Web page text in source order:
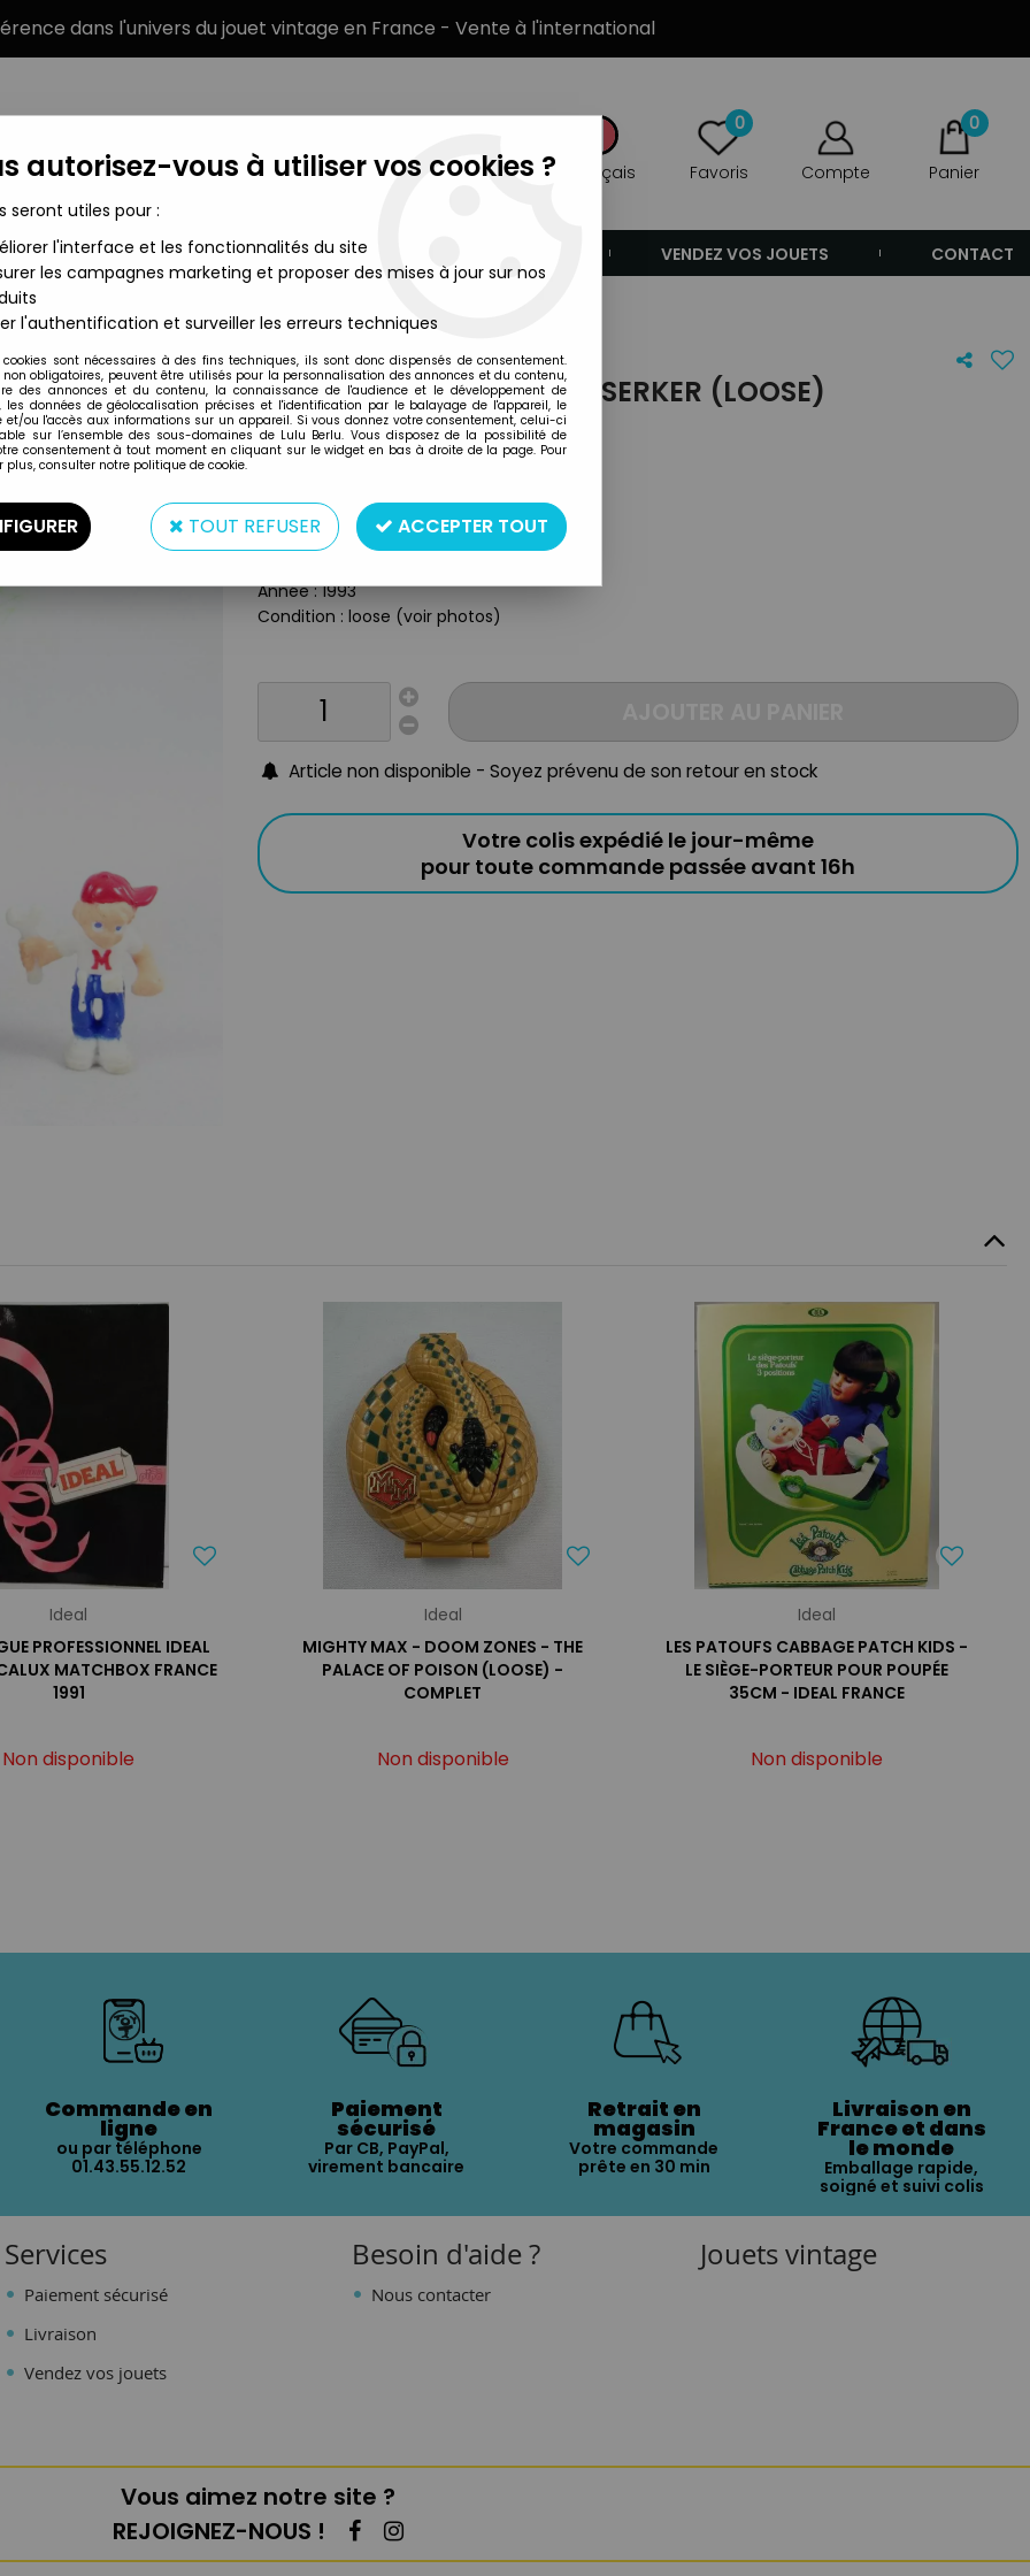
dans l'univers du jouet vintage en France - Vente à l'international
Français
0
Favoris Compte
0
Panier
MARQUES TYPE DE PRODUIT VENDEZ VOS JOUETS CONTACT
Ideal
MIGHTY MAX - SCALPS - SERKER (LOOSE)
AR0024942
Matière : plastique
Taille : 5cm
Année : 1993
Condition : loose (voir photos)
Article non disponible - Soyez prévenu de son retour en stock
Votre colis expédié le jour-même
pour toute commande passée avant 16h
Ideal
PROFESSIONNEL IDEAL
MATCHBOX FRANCE
1991
Non disponible
Ideal
MIGHTY MAX - DOOM ZONES - THE
PALACE OF POISON (LOOSE) -
COMPLET
Non disponible
Ideal
LES PATOUFS CABBAGE PATCH KIDS -
LE SIÈGE-PORTEUR POUR POUPÉE
35CM - IDEAL FRANCE
Non disponible
Commande en
ligne
ou par téléphone
01.43.55.12.52
Paiement
sécurisé
Par CB, PayPal,
virement bancaire
Retrait en
magasin
Votre commande
prête en 30 min
Livraison en
France et dans
le monde
Emballage rapide,
soigné et suivi colis
Services
Paiement sécurisé
Livraison
Vendez vos jouets
Besoin d'aide ?
Nous contacter
Jouets vintage
Vous aimez notre site ?
REJOIGNEZ-NOUS !
autorisez-vous à utiliser vos cookies ?
seront utiles pour :
l'interface et les fonctionnalités du site
les campagnes marketing et proposer des mises à jour sur nos
l'authentification et surveiller les erreurs techniques
cookies sont nécessaires à des fins techniques, ils sont donc dispensés de consentement.
non obligatoires, peuvent être utilisés pour la personnalisation des annonces et du contenu,
des annonces et du contenu, la connaissance de l'audience et le développement de
les données de géolocalisation précises et l'identification par le balayage de l'appareil, le
et/ou l'accès aux informations sur un appareil. Si vous donnez votre consentement, celui-ci
sur l’ensemble des sous-domaines de Lulu Berlu. Vous disposez de la possibilité de
consentement à tout moment en cliquant sur le widget en bas à droite de la page. Pour
plus, consulter notre politique de cookie.
TOUT REFUSER ACCEPTER TOUT